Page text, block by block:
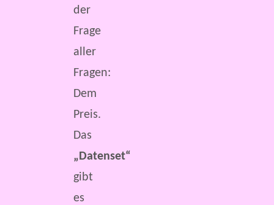
der
Frage
aller
Fragen:
Dem
Preis.
Das
„Datenset“
gibt
es